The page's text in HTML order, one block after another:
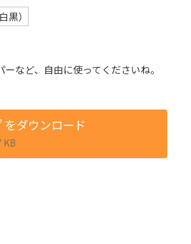
など、自由に使ってくださいね。
をダウンロード